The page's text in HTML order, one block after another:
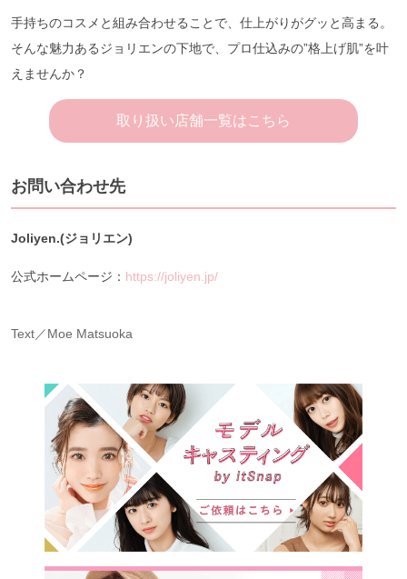
手持ちのコスメと組み合わせることで、仕上がりがグッと高まる。
そんな魅力あるジョリエンの下地で、プロ仕込みの”格上げ肌”を叶
えませんか？
取り扱い店舗一覧はこちら
お問い合わせ先
Joliyen.(ジョリエン)
公式ホームページ： https://joliyen.jp/
Text／Moe Matsuoka